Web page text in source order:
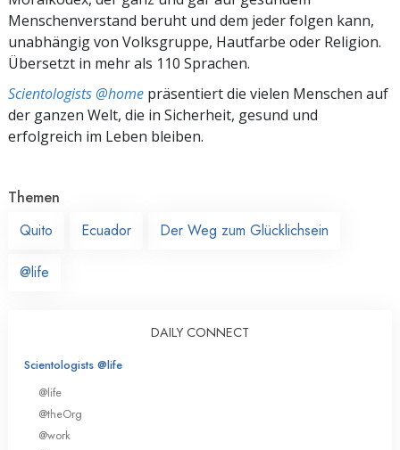
Menschenverstand beruht und dem jeder folgen kann,
unabhängig von Volksgruppe, Hautfarbe oder Religion.
Übersetzt in mehr als 110 Sprachen.
Scientologists @home präsentiert die vielen Menschen auf
der ganzen Welt, die in Sicherheit, gesund und
erfolgreich im Leben bleiben.
Themen
Quito
Ecuador Der Weg zum Glücklichsein
@life
DAILY CONNECT
Scientologists @life
@life
@theOrg
@work